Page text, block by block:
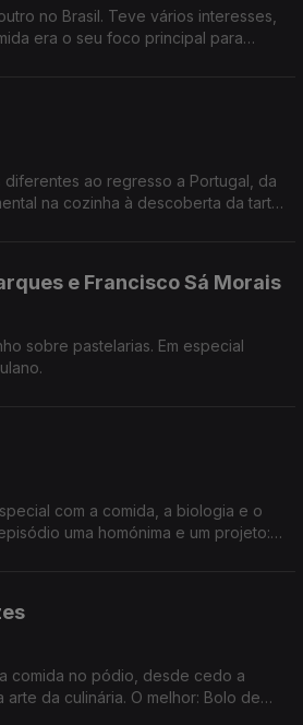
no Brasil. Teve vários interesses,
era o seu foco principal para
diferentes ao regresso a Portugal, da
na cozinha à descoberta da tarte
e Francisco Sá Morais
sobre pastelarias. Em especial
com a comida, a biologia e o
uma homónima e um projeto:
comida no pódio, desde cedo a
da culinária. O melhor: Bolo de